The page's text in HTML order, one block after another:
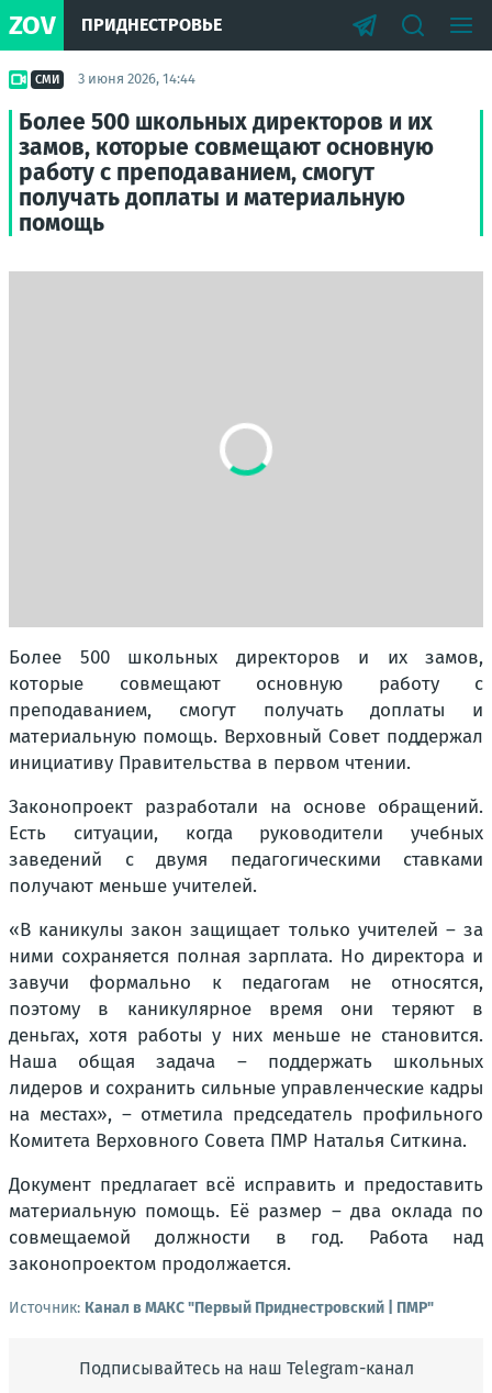
ZOV ПРИДНЕСТРОВЬЕ
СМИ 3 июня 2026, 14:44
Более 500 школьных директоров и их
замов, которые совмещают основную
работу с преподаванием, смогут
получать доплаты и материальную
помощь
Более 500 школьных директоров и их замов,
которые совмещают основную работу с
преподаванием, смогут получать доплаты и
материальную помощь. Верховный Совет поддержал
инициативу Правительства в первом чтении.
Законопроект разработали на основе обращений.
Есть ситуации, когда руководители учебных
заведений с двумя педагогическими ставками
получают меньше учителей.
«В каникулы закон защищает только учителей – за
ними сохраняется полная зарплата. Но директора и
завучи формально к педагогам не относятся,
поэтому в каникулярное время они теряют в
деньгах, хотя работы у них меньше не становится.
Наша общая задача – поддержать школьных
лидеров и сохранить сильные управленческие кадры
на местах», – отметила председатель профильного
Комитета Верховного Совета ПМР Наталья Ситкина.
Документ предлагает всё исправить и предоставить
материальную помощь. Её размер – два оклада по
совмещаемой должности в год. Работа над
законопроектом продолжается.
Источник: Канал в МАКС "Первый Приднестровский | ПМР"
Подписывайтесь на наш Telegram-канал